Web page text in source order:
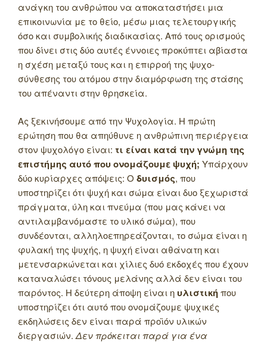
ανάγκη του ανθρώπου να αποκαταστήσει μια
επικοινωνία με το θείο, μέσω μιας τελετουργικής
όσο και συμβολικής διαδικασίας. Από τους ορισμούς
που δίνει στις δύο αυτές έννοιες προκύπτει αβίαστα
η σχέση μεταξύ τους και η επιρροή της ψυχο-
σύνθεσης του ατόμου στην διαμόρφωση της στάσης
του απέναντι στην θρησκεία.
Ας ξεκινήσουμε από την Ψυχολογία. Η πρώτη
ερώτηση που θα απηύθυνε η ανθρώπινη περιέργεια
στον ψυχολόγο είναι: τι είναι κατά την γνώμη της
επιστήμης αυτό που ονομάζουμε ψυχή; Υπάρχουν
δύο κυρίαρχες απόψεις: Ο δυισμός, που
υποστηρίζει ότι ψυχή και σώμα είναι δυο ξεχωριστά
πράγματα, ύλη και πνεύμα (που μας κάνει να
αντιλαμβανόμαστε το υλικό σώμα), που
συνδέονται, αλληλοεπηρεάζονται, το σώμα είναι η
φυλακή της ψυχής, η ψυχή είναι αθάνατη και
μετενσαρκώνεται και χίλιες δυό εκδοχές που έχουν
καταναλώσει τόνους μελάνης αλλά δεν είναι του
παρόντος. Η δεύτερη άποψη είναι ηυλιστικήπου
υποστηρίζει ότι αυτό που ονομάζουμε ψυχικές
εκδηλώσεις δεν είναι παρά προϊόν υλικών
διεργασιών. Δεν πρόκειται παρά για ένα